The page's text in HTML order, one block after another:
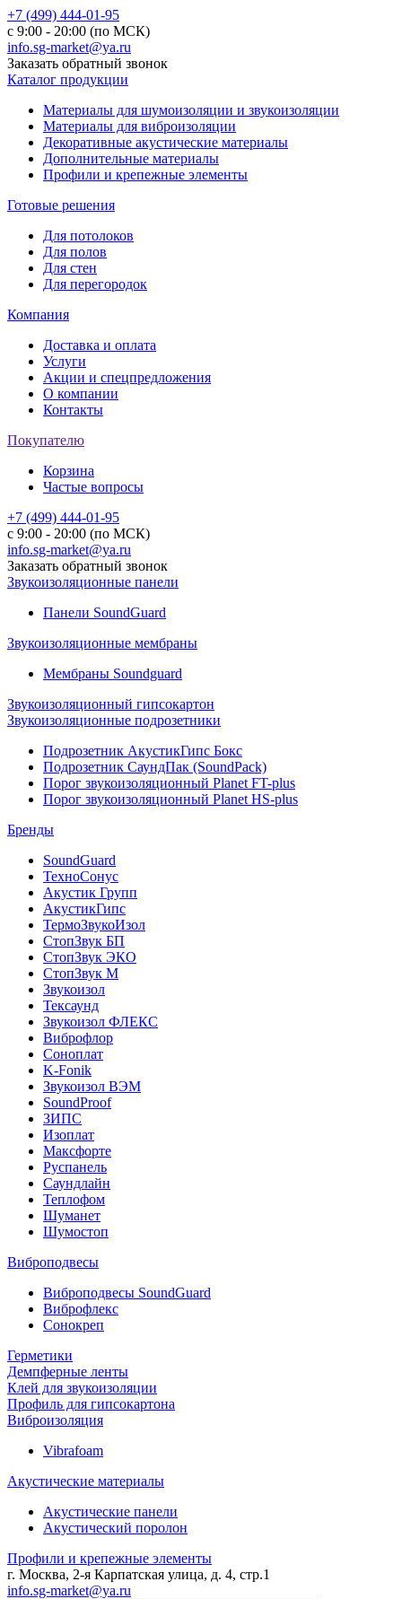
+7 (499) 444-01-95
с 9:00 - 20:00 (по МСК)
info.sg-market@ya.ru
Заказать обратный звонок
Каталог продукции
Материалы для шумоизоляции и звукоизоляции
Материалы для виброизоляции
Декоративные акустические материалы
Дополнительные материалы
Профили и крепежные элементы
Готовые решения
Для потолоков
Для полов
Для стен
Для перегородок
Компания
Доставка и оплата
Услуги
Акции и спецпредложения
О компании
Контакты
Покупателю
Корзина
Частые вопросы
+7 (499) 444-01-95
с 9:00 - 20:00 (по МСК)
info.sg-market@ya.ru
Заказать обратный звонок
Звукоизоляционные панели
Панели SoundGuard
Звукоизоляционные мембраны
Мембраны Soundguard
Звукоизоляционный гипсокартон
Звукоизоляционные подрозетники
Подрозетник АкустикГипс Бокс
Подрозетник СаундПак (SoundPack)
Порог звукоизоляционный Planet FT-plus
Порог звукоизоляционный Planet HS-plus
Бренды
SoundGuard
ТехноСонус
Акустик Групп
АкустикГипс
ТермоЗвукоИзол
СтопЗвук БП
СтопЗвук ЭКО
СтопЗвук М
Звукоизол
Тексаунд
Звукоизол ФЛЕКС
Виброфлор
Соноплат
K-Fonik
Звукоизол ВЭМ
SoundProof
ЗИПС
Изоплат
Максфорте
Руспанель
Саундлайн
Теплофом
Шуманет
Шумостоп
Виброподвесы
Виброподвесы SoundGuard
Виброфлекс
Сонокреп
Герметики
Демпферные ленты
Клей для звукоизоляции
Профиль для гипсокартона
Виброизоляция
Vibrafoam
Акустические материалы
Акустические панели
Акустический поролон
Профили и крепежные элементы
г. Москва, 2-я Карпатская улица, д. 4, стр.1
info.sg-market@ya.ru